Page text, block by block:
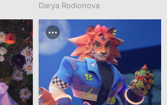
Darya Rodionova